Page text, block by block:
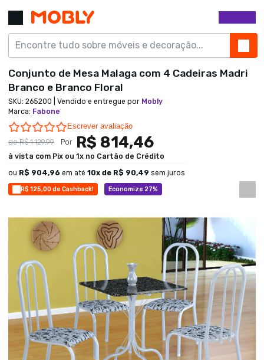
R$ 125,00 de Cashback! Economize 27%
Conjunto de Mesa Malaga com 4 Cadeiras Madri
Branco e Branco Floral
SKU: 265200 | Vendido e entregue por Mobly
Marca: Fabone
0.0 star rating
Escrever avaliação
deR$ 1.129,99 Por R$ 814,46
à vista com Pix ou 1x no Cartão de Crédito
ou R$ 904,96 em até 10x de R$ 90,49 sem juros